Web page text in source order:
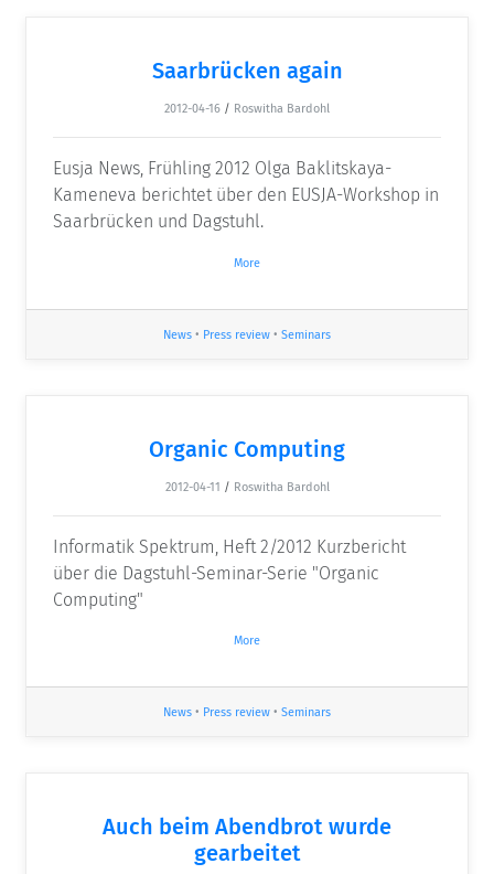
Saarbrücken again
2012-04-16 / Roswitha Bardohl
Eusja News, Frühling 2012 Olga Baklitskaya-
Kameneva berichtet über den EUSJA-Workshop in
Saarbrücken und Dagstuhl.
More
News • Press review • Seminars
Organic Computing
2012-04-11 / Roswitha Bardohl
Informatik Spektrum, Heft 2/2012 Kurzbericht
über die Dagstuhl-Seminar-Serie "Organic
Computing"
More
News • Press review • Seminars
Auch beim Abendbrot wurde
gearbeitet